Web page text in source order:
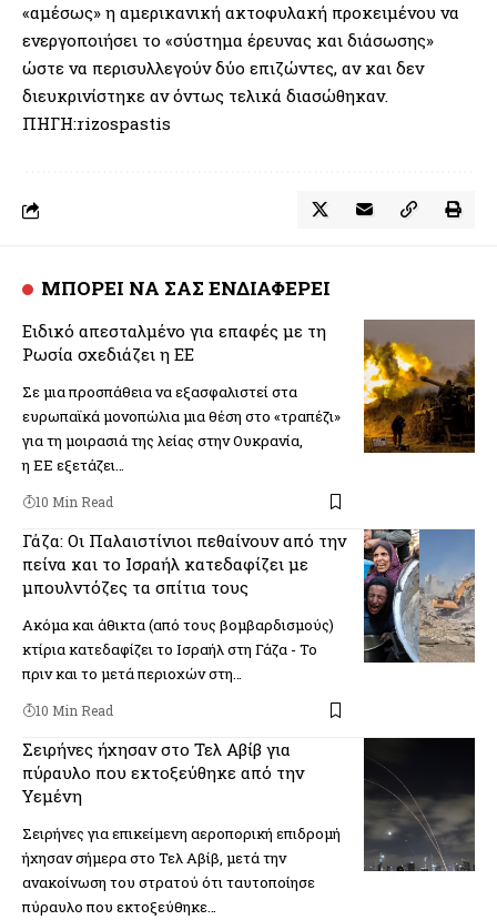
«αμέσως» η αμερικανική ακτοφυλακή προκειμένου να
ενεργοποιήσει το «σύστημα έρευνας και διάσωσης»
ώστε να περισυλλεγούν δύο επιζώντες, αν και δεν
διευκρινίστηκε αν όντως τελικά διασώθηκαν.
ΠΗΓΗ:rizospastis
ΜΠΟΡΕΙ ΝΑ ΣΑΣ ΕΝΔΙΑΦΕΡΕΙ
Ειδικό απεσταλμένο για επαφές με τη
Ρωσία σχεδιάζει η ΕΕ
Σε μια προσπάθεια να εξασφαλιστεί στα
ευρωπαϊκά μονοπώλια μια θέση στο «τραπέζι»
για τη μοιρασιά της λείας στην Ουκρανία,
η ΕΕ εξετάζει…
10 Min Read
Γάζα: Οι Παλαιστίνιοι πεθαίνουν από την
πείνα και το Ισραήλ κατεδαφίζει με
μπουλντόζες τα σπίτια τους
Ακόμα και άθικτα (από τους βομβαρδισμούς)
κτίρια κατεδαφίζει το Ισραήλ στη Γάζα - Το
πριν και το μετά περιοχών στη…
10 Min Read
Σειρήνες ήχησαν στο Τελ Αβίβ για
πύραυλο που εκτοξεύθηκε από την
Υεμένη
Σειρήνες για επικείμενη αεροπορική επιδρομή
ήχησαν σήμερα στο Τελ Αβίβ, μετά την
ανακοίνωση του στρατού ότι ταυτοποίησε
πύραυλο που εκτοξεύθηκε…